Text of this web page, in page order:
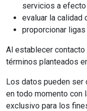
servicios a
evaluar la calidad
proporcionar
Al establecer
términos planteados
Los datos pueden ser
en todo momento con
exclusivo para los